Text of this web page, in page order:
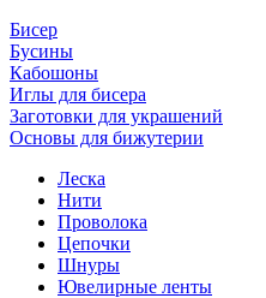
Бисер
Бусины
Кабошоны
Иглы для бисера
Заготовки для украшений
Основы для бижутерии
Леска
Нити
Проволока
Цепочки
Шнуры
Ювелирные ленты